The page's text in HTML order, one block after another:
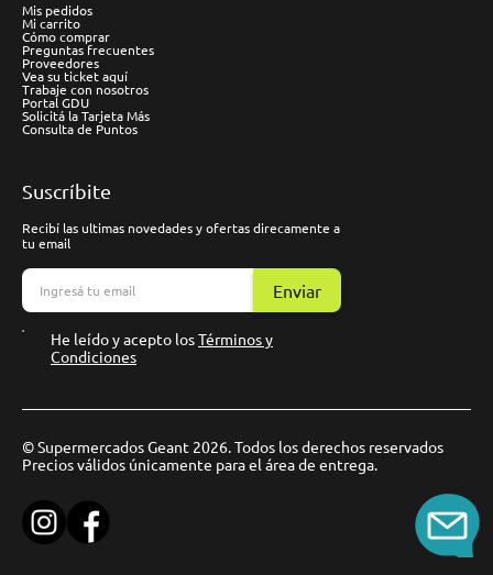
Mis pedidos
Mi carrito
Cómo comprar
Preguntas frecuentes
Proveedores
Vea su ticket aquí
Trabaje con nosotros
Portal GDU
Solicitá la Tarjeta Más
Consulta de Puntos
Suscríbite
Recibí las ultimas novedades y ofertas direcamente a
tu email
Enviar
He leído y acepto losTérminos y
Condiciones
© Supermercados Geant 2026. Todos los derechos reservados
Precios válidos únicamente para el área de entrega.